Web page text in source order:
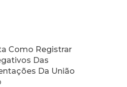
Como Registrar
Das
Da União